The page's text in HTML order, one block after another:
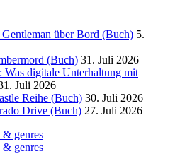
über Bord (Buch) 5.
(Buch) 31. Juli 2026
Was digitale Unterhaltung mit
Juli 2026
Reihe (Buch) 30. Juli 2026
Drive (Buch) 27. Juli 2026